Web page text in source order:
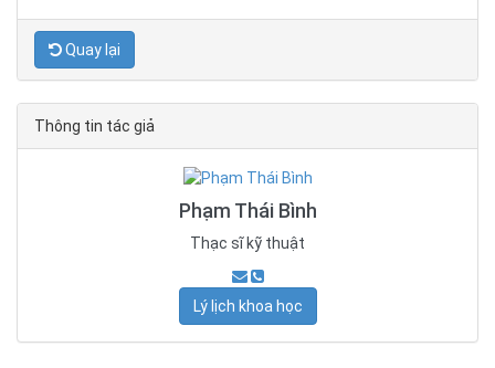
Quay lại
Thông tin tác giả
Phạm Thái Bình
Thạc sĩ kỹ thuật
Lý lịch khoa học